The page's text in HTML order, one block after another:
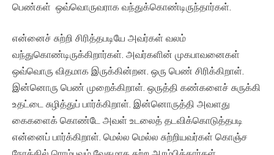
பெண்கள் ஒவ்வொருவராக வந்துக்கொண்டிருந்தார்கள்.
என்னைச் சுற்றி சிரித்தபடியே அவர்கள் வலம்
வந்துகொண்டிருக்கிறார்கள். அவர்களின் முகபாவனைகள்
ஒவ்வொரு விதமாக இருக்கின்றன. ஒரு பெண் சிரிக்கிறாள்.
இன்னொரு பெண் முறைக்கிறாள். ஒருத்தி கண்களைச் சுருக்கி
உதட்டை சுழித்துப் பார்க்கிறாள். இன்னொருத்தி அவளது
கைகளைக் கொண்டே அவள் உடலைத் தடவிக்கொடுத்தபடி
என்னைப் பார்க்கிறாள். மெல்ல மெல்ல சுற்றியவர்கள் கொஞ்ச